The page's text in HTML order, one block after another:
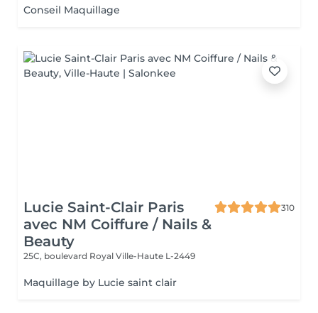
Conseil Maquillage
Lucie Saint-Clair Paris
avec NM Coiffure / Nails &
Beauty
310
25C, boulevard Royal Ville-Haute L-2449
Maquillage by Lucie saint clair